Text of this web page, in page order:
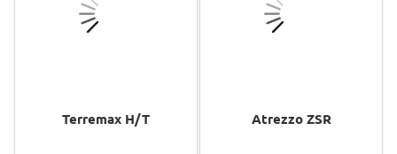
Terremax H/T Atrezzo ZSR